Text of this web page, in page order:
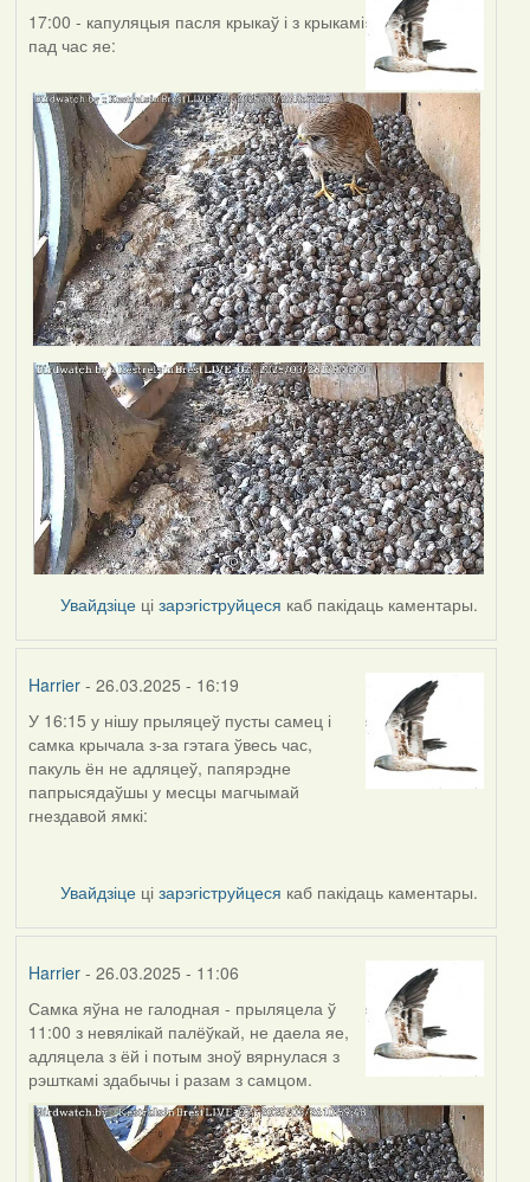
17:00 - капуляцыя пасля крыкаў і з крыкамі
пад час яе:
Увайдзіце цізарэгіструйцеся каб пакідаць каментары.
Harrier- 26.03.2025 - 16:19
У 16:15 у нішу прыляцеў пусты самец і
самка крычала з-за гэтага ўвесь час,
пакуль ён не адляцеў, папярэдне
папрысядаўшы у месцы магчымай
гнездавой ямкі:
Увайдзіце цізарэгіструйцеся каб пакідаць каментары.
Harrier- 26.03.2025 - 11:06
Самка яўна не галодная - прыляцела ў
11:00 з невялікай палёўкай, не даела яе,
адляцела з ёй і потым зноў вярнулася з
рэшткамі здабычы і разам з самцом.